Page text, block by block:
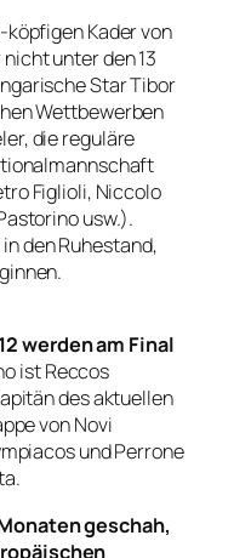
köpfigen Kader von
unter den 13
Star Tibor
Wettbewerben
die reguläre
Figlioli, Niccolo
usw.).
den Ruhestand,
werden am Final
ist Reccos
des aktuellen
von Novi
und Perrone
geschah,